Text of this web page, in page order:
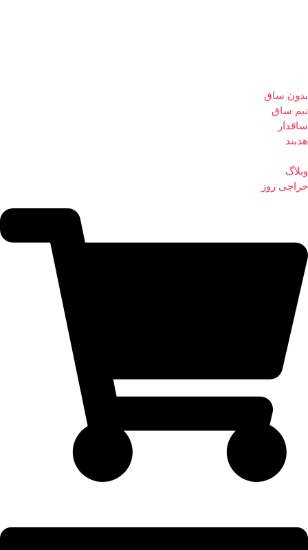
بدون ساق
نیم ساق
ساقدار
هدبند
وبلاگ
حراجی روز